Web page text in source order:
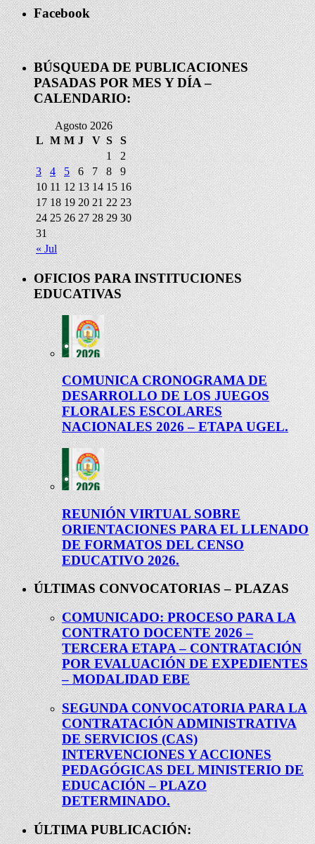
Facebook
BÚSQUEDA DE PUBLICACIONES
PASADAS POR MES Y DÍA –
CALENDARIO:
Agosto 2026
L M M J V S S
« Jul
1
2
3
4 5 6 7 8
9
10 11 12 13 14 15 16
17 18 19 20 21 22 23
24 25 26 27 28 29 30
31
OFICIOS PARA INSTITUCIONES
EDUCATIVAS
COMUNICA CRONOGRAMA DE
DESARROLLO DE LOS JUEGOS
FLORALES ESCOLARES
NACIONALES 2026 – ETAPA UGEL.
REUNIÓN VIRTUAL SOBRE
ORIENTACIONES PARA EL LLENADO
DE FORMATOS DEL CENSO
EDUCATIVO 2026.
ÚLTIMAS CONVOCATORIAS – PLAZAS
COMUNICADO: PROCESO PARA LA
CONTRATO DOCENTE 2026 –
TERCERA ETAPA – CONTRATACIÓN
POR EVALUACIÓN DE EXPEDIENTES
– MODALIDAD EBE
SEGUNDA CONVOCATORIA PARA LA
CONTRATACIÓN ADMINISTRATIVA
DE SERVICIOS (CAS)
INTERVENCIONES Y ACCIONES
PEDAGÓGICAS DEL MINISTERIO DE
EDUCACIÓN – PLAZO
DETERMINADO.
ÚLTIMA PUBLICACIÓN: